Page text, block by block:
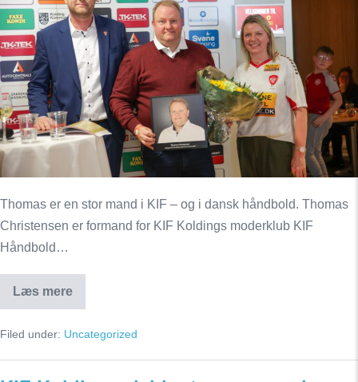
nyt
medlem
af
Hall
of
Fame
Thomas er en stor mand i KIF – og i dansk håndbold. Thomas
Christensen er formand for KIF Koldings moderklub KIF
Håndbold…
Læs mere
Thomas
Christensen
nyt
af
Filed under: Uncategorized